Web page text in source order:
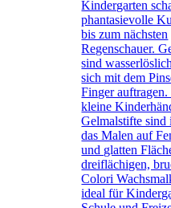
Kindergarten
phantasievolle
bis zum nächsten
Regenschauer.
sind
sich mit dem
Finger
kleine
Gelmalstifte sind
das Malen auf
und glatten
dreiflächigen,
Colori
ideal für